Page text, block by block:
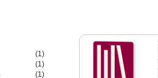
(1)
(1)
(1)